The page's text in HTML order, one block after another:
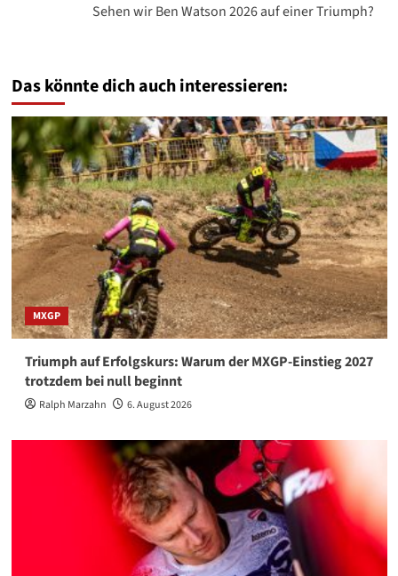
Sehen wir Ben Watson 2026 auf einer Triumph?
Das könnte dich auch interessieren:
MXGP
Triumph auf Erfolgskurs: Warum der MXGP-Einstieg 2027
trotzdem bei null beginnt
Ralph Marzahn 6. August 2026